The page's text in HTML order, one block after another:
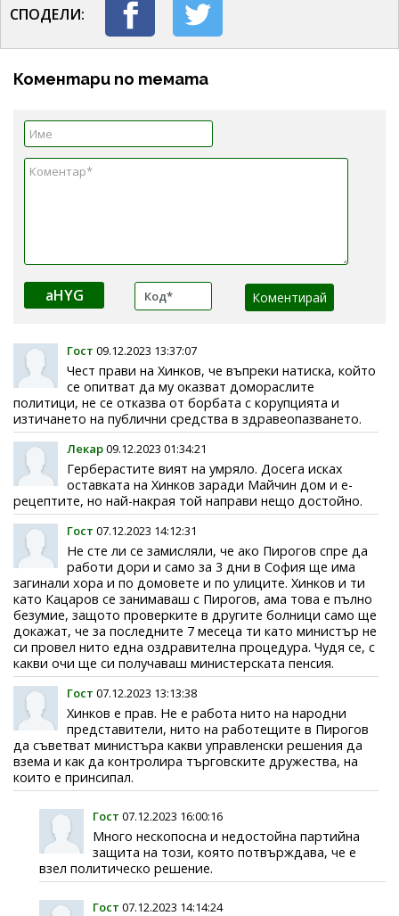
СПОДЕЛИ:
Коментари по темата
aHYG
Гост 09.12.2023 13:37:07
Чест прави на Хинков, че въпреки натиска, който
се опитват да му оказват домораслите
политици, не се отказва от борбата с корупцията и
изтичането на публични средства в здравеопазването.
Лекар09.12.2023 01:34:21
Герберастите вият на умряло. Досега исках
оставката на Хинков заради Майчин дом и е-
рецептите, но най-накрая той направи нещо достойно.
Гост 07.12.2023 14:12:31
Не сте ли се замисляли, че ако Пирогов спре да
работи дори и само за 3 дни в София ще има
загинали хора и по домовете и по улиците. Хинков и ти
като Кацаров се занимаваш с Пирогов, ама това е пълно
безумие, защото проверките в другите болници само ще
докажат, че за последните 7 месеца ти като министър не
си провел нито една оздравителна процедура. Чудя се, с
какви очи ще си получаваш министерската пенсия.
Гост 07.12.2023 13:13:38
Хинков е прав. Не е работа нито на народни
представители, нито на работещите в Пирогов
да съветват министъра какви управленски решения да
взема и как да контролира търговските дружества, на
които е принсипал.
Гост 07.12.2023 16:00:16
Много нескопосна и недостойна партийна
защита на този, която потвърждава, че е
взел политическо решение.
Гост07.12.2023 14:14:24